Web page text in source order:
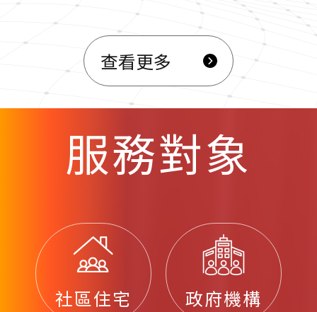
查看更多
服務對象
社區住宅 政府機構